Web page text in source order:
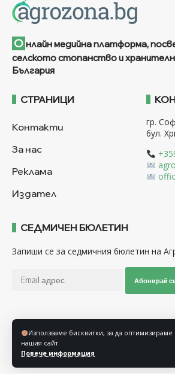
Използваме бисквитки, за да оптимизираме
нашия сайт.
Повече информация
О нлайн медийна платформа,
селското стопанство и
България
СТРАНИЦИ
Контакти
За нас
Реклама
Издател
гр.
бул.
СЕДМИЧЕН БЮЛЕТИН
Запиши се за седмичния бюлетин на
Абонирай